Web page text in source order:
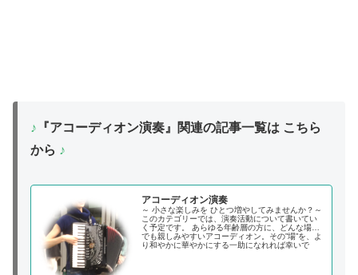
♪ 『アコーディオン演奏』関連の記事一覧は こちら
から ♪
アコーディオン演奏
～ 小さな楽しみを ひとつ増やしてみませんか？～
このカテゴリーでは、演奏活動について書いてい
く予定です。 あらゆる年齢層の方に、どんな場面
でも親しみやすいアコーディオン。その”場”を、よ
り和やかに華やかにする一助になれれば幸いで